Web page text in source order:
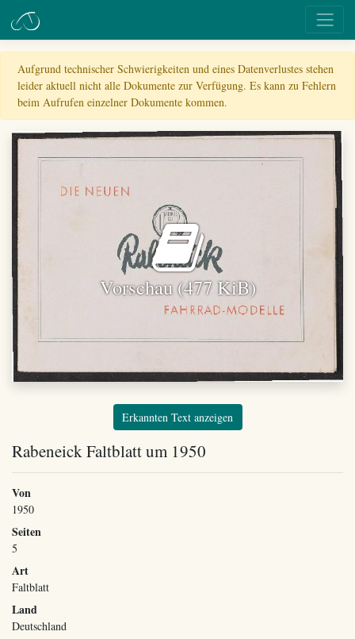
Aufgrund technischer Schwierigkeiten und eines Datenverlustes stehen
leider aktuell nicht alle Dokumente zur Verfügung. Es kann zu Fehlern
beim Aufrufen einzelner Dokumente kommen.
Vorschau (477 KiB)
Erkannten Text anzeigen
Rabeneick Faltblatt um 1950
Von
1950
Seiten
5
Art
Faltblatt
Land
Deutschland